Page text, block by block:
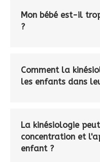
Mon bébé est-il
?
Comment la
les enfants dans
La kinésiologie
concentration et
enfant ?